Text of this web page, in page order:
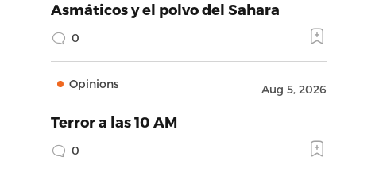
Asmáticos y el polvo del Sahara
0
Opinions Aug 5, 2026
Terror a las 10 AM
0